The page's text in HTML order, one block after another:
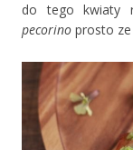
do tego kwiaty
pecorino prosto ze